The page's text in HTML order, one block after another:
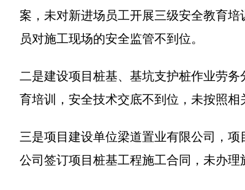
案，未对新进场员工开展三级安全教育
员对施工现场的安全监管不到位。
二是建设项目桩基、基坑支护桩作业劳
育培训，安全技术交底不到位，未按照相
三是项目建设单位梁道置业有限公司，
公司签订项目桩基工程施工合同，未办理